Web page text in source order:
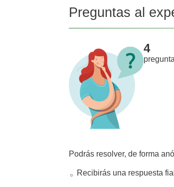
Preguntas al
4
Podrás resolver, de forma
Recibirás una respuesta